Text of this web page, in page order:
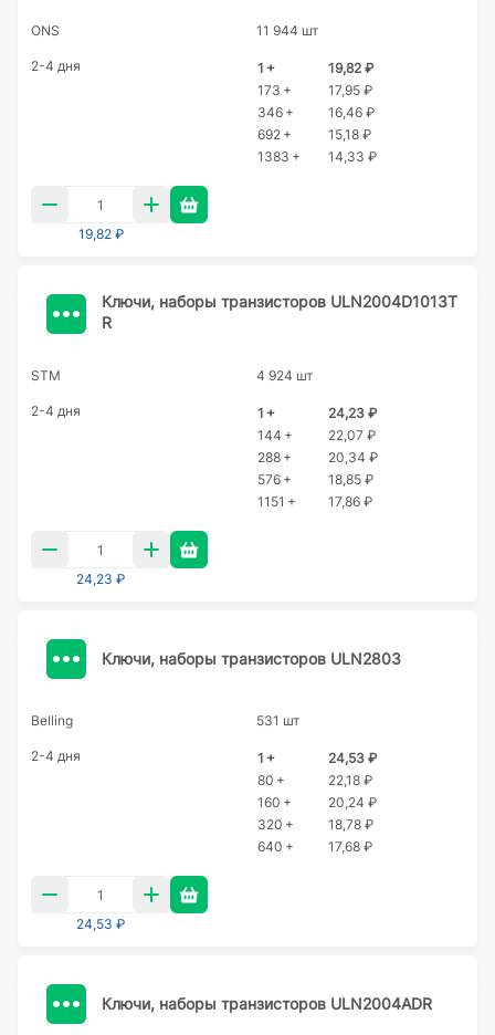
ONS 11 944 шт
2-4 дня 1 +
19,82 ₽
173 +
17,95 ₽
346 +
16,46 ₽
692 +
15,18 ₽
1383 +
14,33 ₽
19,82 ₽
Ключи, наборы транзисторов ULN2004D1013T
R
STM 4 924 шт
2-4 дня 1 +
24,23 ₽
144 +
22,07 ₽
288 +
20,34 ₽
576 +
18,85 ₽
1151 +
17,86 ₽
24,23 ₽
Ключи, наборы транзисторов ULN2803
Belling 531 шт
2-4 дня 1 +
24,53 ₽
80 +
22,18 ₽
160 +
20,24 ₽
320 +
18,78 ₽
640 +
17,68 ₽
24,53 ₽
Ключи, наборы транзисторов ULN2004ADR